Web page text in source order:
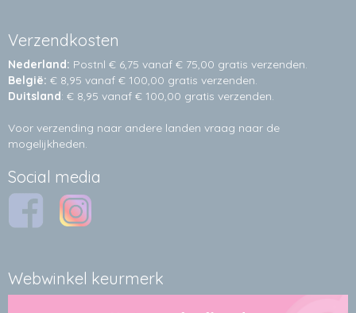
Verzendkosten
Nederland: Postnl € 6,75 vanaf € 75,00 gratis verzenden.
België: € 8,95 vanaf € 100,00 gratis verzenden.
Duitsland: € 8,95 vanaf € 100,00 gratis verzenden.
Voor verzending naar andere landen vraag naar de
mogelijkheden.
Social media
Webwinkel keurmerk